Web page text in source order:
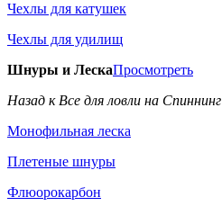
Чехлы для катушек
Чехлы для удилищ
Шнуры и ЛескаПросмотреть
Назад к Все для ловли на Спиннинг
Монофильная леска
Плетеные шнуры
Флюорокарбон